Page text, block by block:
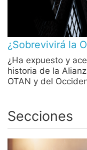
¿Sobrevivirá la
¿Ha expuesto y
historia de la
OTAN y del
Secciones